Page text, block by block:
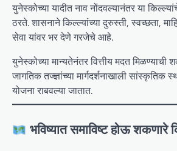
युनेस्कोच्या यादीत नाव नोंदवल्यानंतर या
ठरते. शासनाने किल्ल्यांच्या दुरुस्ती, स्वच्छता,
सेवा यांवर भर देणे गरजेचे आहे.
युनेस्कोच्या मान्यतेनंतर वित्तीय मदत मिळण्याची
जागतिक तज्ज्ञांच्या मार्गदर्शनाखाली सांस्कृतिक
योजना राबवल्या जातात.
भविष्यात समाविष्ट होऊ शकणारे